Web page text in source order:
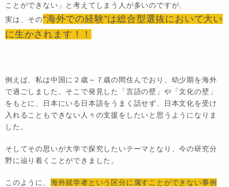
ことができない」と考えてしまう人が多いのですが、
実は、その“海外での経験”は総合型選抜において大い
に生かされます！！
例えば、私は中国に２歳～７歳の間住んでおり、幼少期を海外
で過ごしました。そこで発見した「言語の壁」や「文化の壁」
をもとに、日本にいる日本語をうまく話せず、日本文化を受け
入れることもできない人々の支援をしたいと思うようになりま
した。
そしてその思いが大学で探究したいテーマとなり、今の研究分
野に辿り着くことができました。
このように、 海外就学者という区分に属すことができない事例